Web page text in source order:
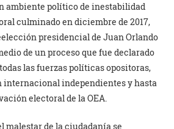
ambiente político de inestabilidad
culminado en diciembre de 2017,
presidencial de Juan Orlando
de un proceso que fue declarado
las fuerzas políticas opositoras,
internacional independientes y hasta
electoral de la OEA.
malestar de la ciudadanía se